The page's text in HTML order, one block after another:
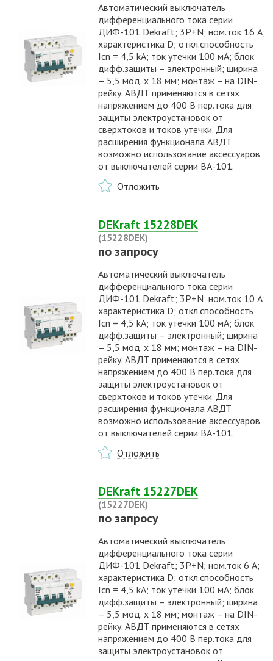
Автоматический выключатель
дифференциального тока серии
ДИФ-101 Dekraft; 3P+N; ном.ток 16 А;
характеристика D; откл.способность
Icn = 4,5 kA; ток утечки 100 мА; блок
дифф.защиты – электронный; ширина
– 5,5 мод. х 18 мм; монтаж – на DIN-
рейку. АВДТ применяются в сетях
напряжением до 400 В пер.тока для
защиты электроустановок от
сверхтоков и токов утечки. Для
расширения функционала АВДТ
возможно использование аксессуаров
от выключателей серии ВА-101.
Отложить
DEKraft 15228DEK
(15228DEK)
по запросу
Автоматический выключатель
дифференциального тока серии
ДИФ-101 Dekraft; 3P+N; ном.ток 10 А;
характеристика D; откл.способность
Icn = 4,5 kA; ток утечки 100 мА; блок
дифф.защиты – электронный; ширина
– 5,5 мод. х 18 мм; монтаж – на DIN-
рейку. АВДТ применяются в сетях
напряжением до 400 В пер.тока для
защиты электроустановок от
сверхтоков и токов утечки. Для
расширения функционала АВДТ
возможно использование аксессуаров
от выключателей серии ВА-101.
Отложить
DEKraft 15227DEK
(15227DEK)
по запросу
Автоматический выключатель
дифференциального тока серии
ДИФ-101 Dekraft; 3P+N; ном.ток 6 А;
характеристика D; откл.способность
Icn = 4,5 kA; ток утечки 100 мА; блок
дифф.защиты – электронный; ширина
– 5,5 мод. х 18 мм; монтаж – на DIN-
рейку. АВДТ применяются в сетях
напряжением до 400 В пер.тока для
защиты электроустановок от